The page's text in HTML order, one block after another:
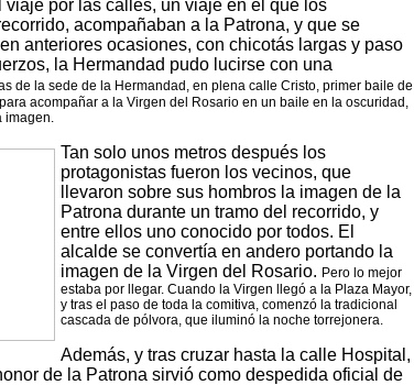
por las calles, un viaje en el que los
acompañaban a la Patrona, y que se
anteriores ocasiones, con chicotás largas y paso
la Hermandad pudo lucirse con una
de la sede de la Hermandad, en plena calle Cristo, primer baile de
acompañar a la Virgen del Rosario en un baile en la oscuridad,
imagen.
Tan solo unos metros después los
protagonistas fueron los vecinos, que
llevaron sobre sus hombros la imagen de la
Patrona durante un tramo del recorrido, y
entre ellos uno conocido por todos. El
alcalde se convertía en andero portando la
imagen de la Virgen del Rosario. Pero lo mejor
estaba por llegar. Cuando la Virgen llegó a la Plaza Mayor,
y tras el paso de toda la comitiva, comenzó la tradicional
cascada de pólvora, que iluminó la noche torrejonera.
Además, y tras cruzar hasta la calle Hospital,
de la Patrona sirvió como despedida oficial de